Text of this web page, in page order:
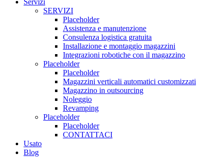
Servizi
SERVIZI
Placeholder
Assistenza e manutenzione
Consulenza logistica gratuita
Installazione e montaggio magazzini
Integrazioni robotiche con il magazzino
Placeholder
Placeholder
Magazzini verticali automatici customizzati
Magazzino in outsourcing
Noleggio
Revamping
Placeholder
Placeholder
CONTATTACI
Usato
Blog